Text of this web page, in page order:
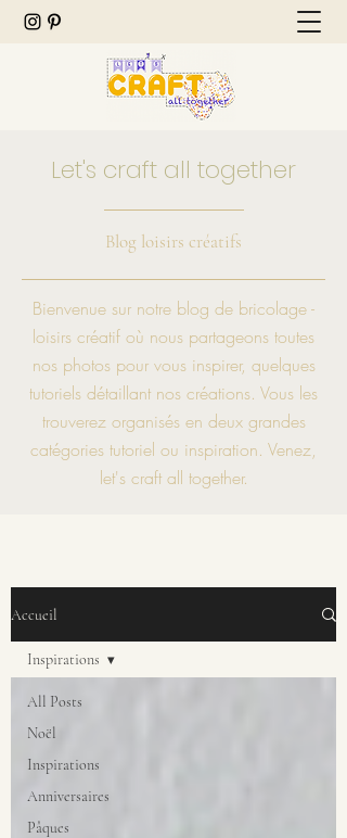
Let's craft all together
Blog loisirs créatifs
Bienvenue sur notre blog de bricolage -
loisirs créatif où nous partageons toutes
nos photos pour vous inspirer, quelques
tutoriels détaillant nos créations. Vous les
trouverez organisés en deux grandes
catégories tutoriel ou inspiration. Venez,
let's craft all together.
Accueil
All Posts
Noël
Inspirations
Anniversaires
Pâques
Inspirations